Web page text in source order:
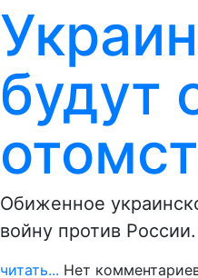
будут
Обиженное
войну против
читать... Нет